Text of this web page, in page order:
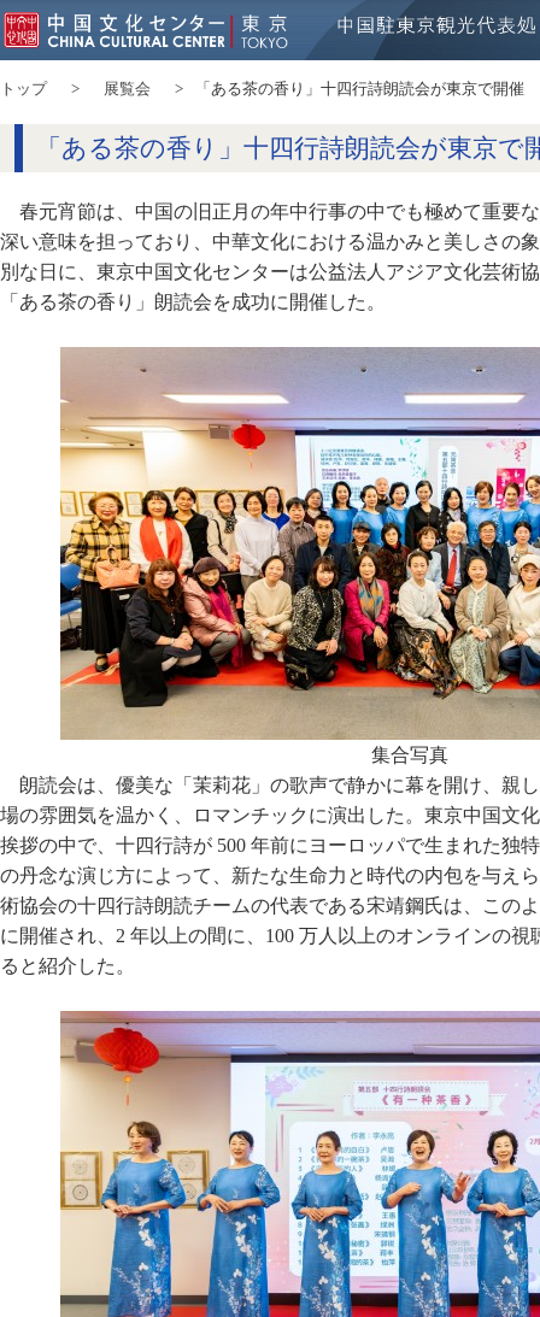
トップ 展覧会 「ある茶の香り」十四行詩朗読会が東京で開催
「ある茶の香り」十四行詩朗読会が東京で
春元宵節は、中国の旧正月の年中行事の中でも極めて重要
深い意味を担っており、中華文化における温かみと美しさの
別な日に、東京中国文化センターは公益法人アジア文化芸術
「ある茶の香り」朗読会を成功に開催した。
集合写真
朗読会は、優美な「茉莉花」の歌声で静かに幕を開け、親
場の雰囲気を温かく、ロマンチックに演出した。東京中国文
挨拶の中で、十四行詩が 500 年前にヨーロッパで生まれた独
の丹念な演じ方によって、新たな生命力と時代の内包を与え
術協会の十四行詩朗読チームの代表である宋靖鋼氏は、この
に開催され、2 年以上の間に、100 万人以上のオンラインの
ると紹介した。